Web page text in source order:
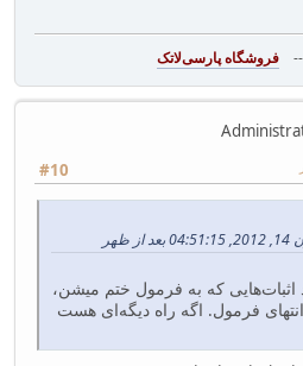
فروشگاه پارسی‌لاتک‎
#10
که به فرمول ختم میشن،
فرمول. اگه راه دیگه‌ای هست